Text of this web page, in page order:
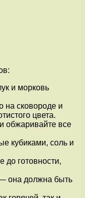
и морковь
на сковороде и
цвета.
обжаривайте все
кубиками, соль и
до готовности,
— она должна быть